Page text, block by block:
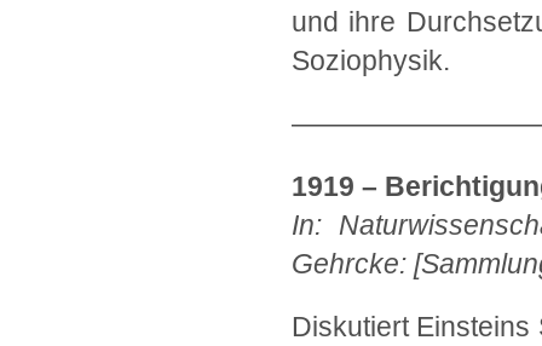
und ihre
Soziophysik.
1919 –
In:
Gehrcke:
Diskutiert